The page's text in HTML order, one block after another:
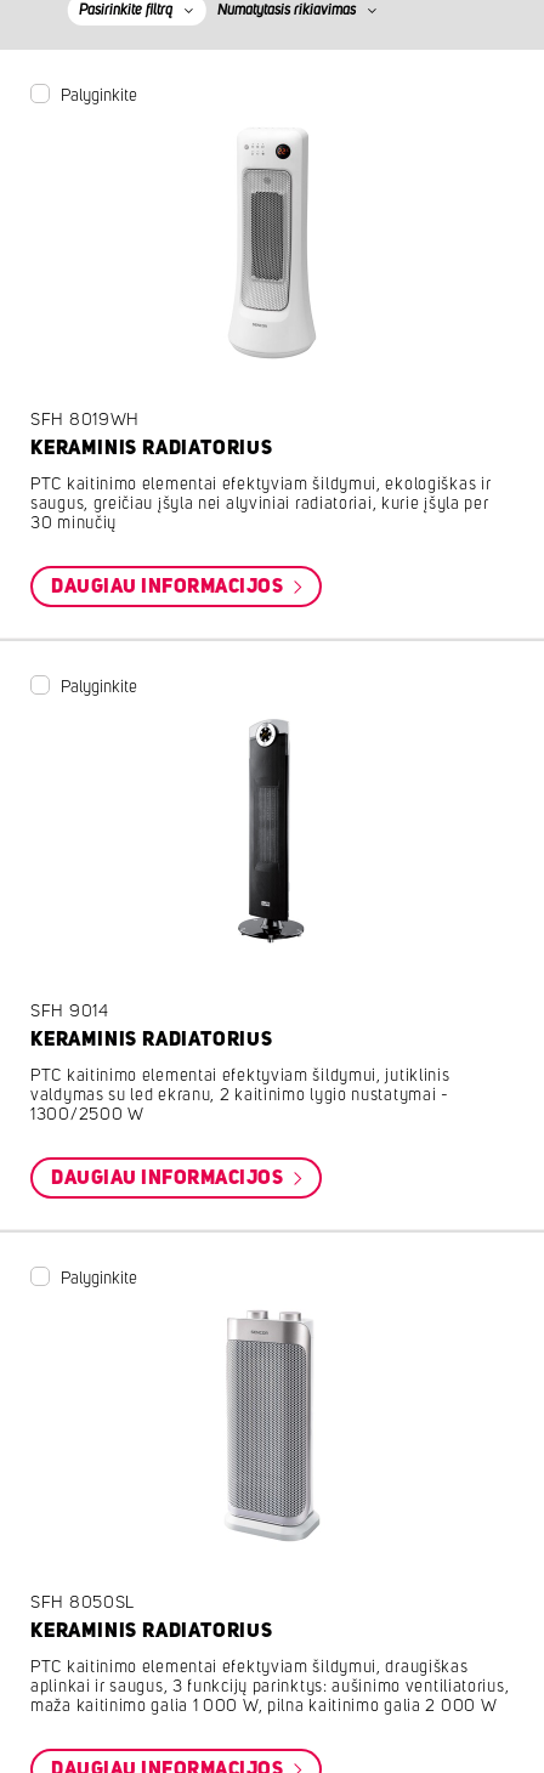
Pasirinkite filtrą Numatytasis rikiavimas
Palyginkite
SFH 8019WH
KERAMINIS RADIATORIUS
PTC kaitinimo elementai efektyviam šildymui, ekologiškas ir
saugus, greičiau įšyla nei alyviniai radiatoriai, kurie įšyla per
30 minučių
DAUGIAU INFORMACIJOS
Palyginkite
SFH 9014
KERAMINIS RADIATORIUS
PTC kaitinimo elementai efektyviam šildymui, jutiklinis
valdymas su led ekranu, 2 kaitinimo lygio nustatymai -
1300/2500 W
DAUGIAU INFORMACIJOS
Palyginkite
SFH 8050SL
KERAMINIS RADIATORIUS
PTC kaitinimo elementai efektyviam šildymui, draugiškas
aplinkai ir saugus, 3 funkcijų parinktys: aušinimo ventiliatorius,
maža kaitinimo galia 1 000 W, pilna kaitinimo galia 2 000 W